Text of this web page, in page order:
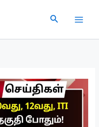
Search